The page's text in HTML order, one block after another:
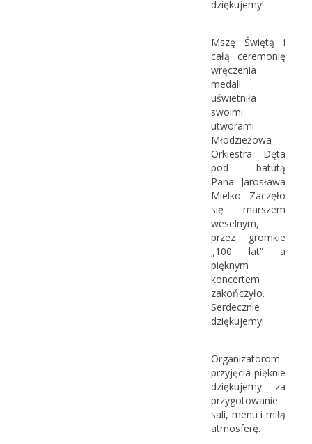
dziękujemy!
Mszę Świętą i
całą ceremonię
wręczenia
medali
uświetniła
swoimi
utworami
Młodzieżowa
Orkiestra Dęta
pod batutą
Pana Jarosława
Mielko. Zaczęło
się marszem
weselnym,
przez gromkie
„100 lat” a
pięknym
koncertem
zakończyło.
Serdecznie
dziękujemy!
Organizatorom
przyjęcia pięknie
dziękujemy za
przygotowanie
sali, menu i miłą
atmosferę.